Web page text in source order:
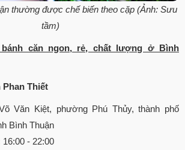
thường được chế biến theo cặp (Ảnh: Sưu
tầm)
căn ngon, rẻ, chất lượng ở Bình
Phan Thiết
Văn Kiệt, phường Phú Thủy, thành phố
Bình Thuận
16:00 - 22:00